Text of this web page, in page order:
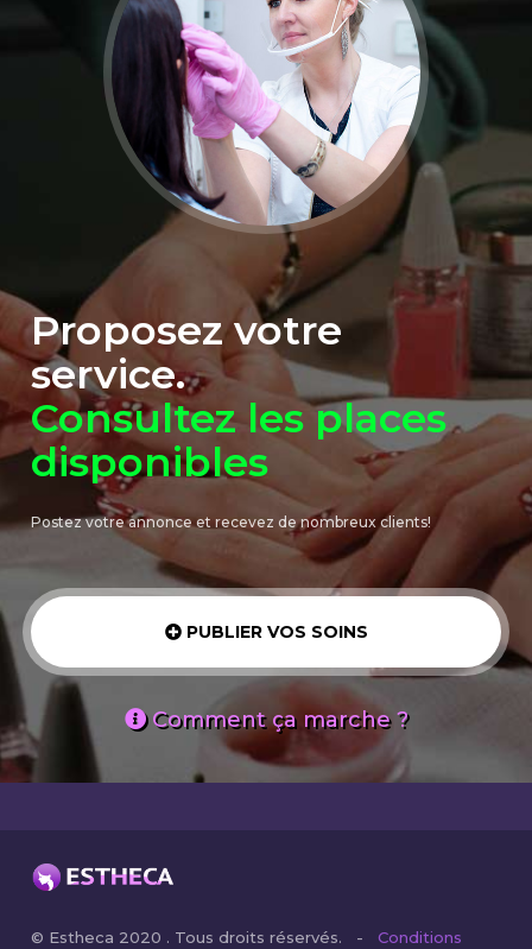
Proposez votre
service.
Consultez les places
disponibles
Postez votre annonce et recevez de nombreux clients!
PUBLIER VOS SOINS
Comment ça marche ?
© Estheca 2020 . Tous droits réservés. -Conditions